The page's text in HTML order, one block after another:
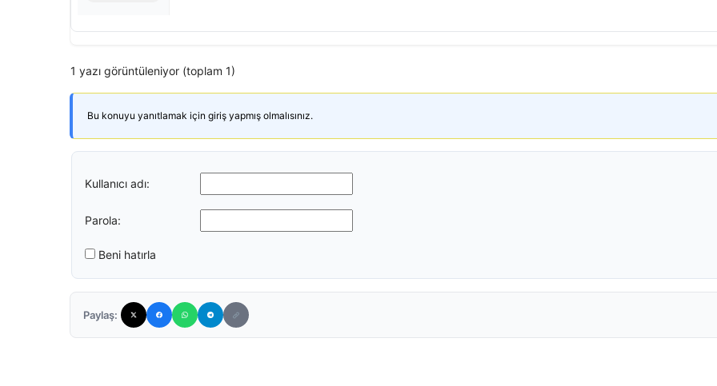
1 yazı görüntüleniyor (toplam 1)
Bu konuyu yanıtlamak için giriş yapmış olmalısınız.
Kullanıcı adı:
Parola:
Beni hatırla
Paylaş: